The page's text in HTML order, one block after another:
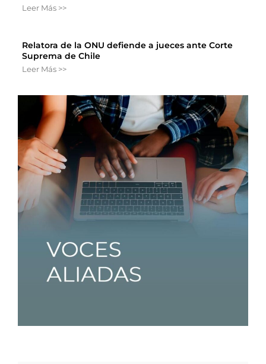
Leer Más >>
Relatora de la ONU defiende a jueces ante Corte
Suprema de Chile
Leer Más >>